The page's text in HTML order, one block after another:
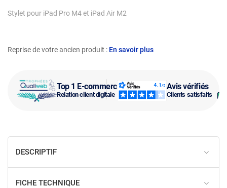
Top 1 E-commerce
Relation client digitale
Avis vérifiés
Clients satisfaits
Reprise de votre ancien produit : En savoir plus
Stylet pour iPad Pro M4 et iPad Air M2
DESCRIPTIF
FICHE TECHNIQUE